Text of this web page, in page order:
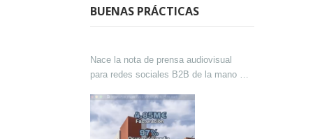
BUENAS PRÁCTICAS
Nace la nota de prensa audiovisual
para redes sociales B2B de la mano de